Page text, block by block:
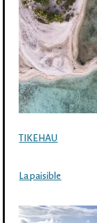
TIKEHAU
La paisible